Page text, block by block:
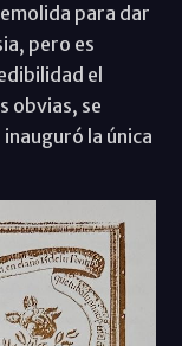
para dar
pero es
el
obvias, se
la única